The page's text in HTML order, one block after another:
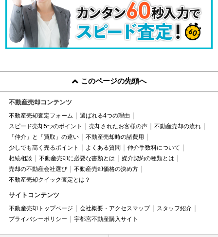
このページの先頭へ
不動産売却コンテンツ
不動産売却査定フォーム
選ばれる4つの理由
スピード売却5つのポイント
売却されたお客様の声
不動産売却の流れ
「仲介」と「買取」の違い
不動産売却時の諸費用
少しでも高く売るポイント
よくある質問
仲介手数料について
相続相談
不動産売却に必要な書類とは
媒介契約の種類とは
売却の不動産会社選び
不動産売却価格の決め方
不動産売却クイック査定とは？
サイトコンテンツ
不動産売却トップページ 会社概要・アクセスマップ
スタッフ紹介
プライバシーポリシー
宇都宮不動産購入サイト